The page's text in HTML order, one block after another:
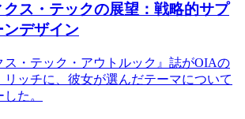
クス・テックの展望：戦略的サプ
デザイン
ス・テック・アウトルック』誌がOIAの
リッチに、彼女が選んだテーマについて
た。